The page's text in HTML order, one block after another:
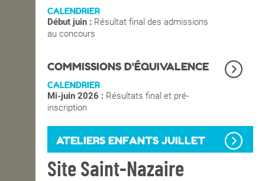
COURS PUBLICS
OPEN SCHOOL
CONTACTS
CALENDRIER
Début juin : Résultat final des admissions
au concours
COMMISSIONS D'ÉQUIVALENCE
CALENDRIER
Mi-juin 2026 : Résultats final et pré-
inscription
ATELIERS ENFANTS JUILLET
Site Saint-Nazaire